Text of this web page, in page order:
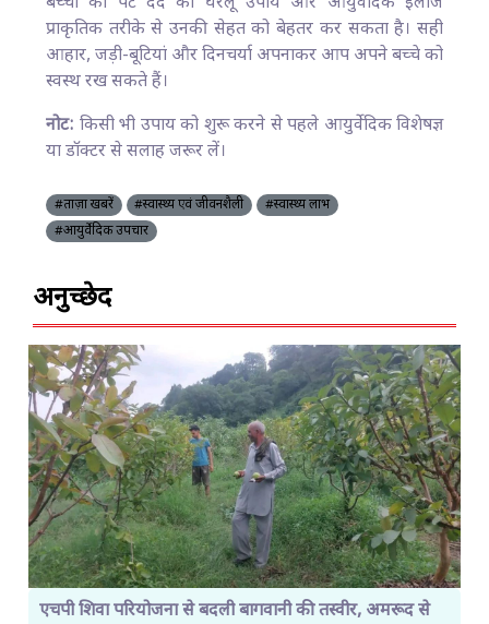
प्राकृतिक तरीके से उनकी सेहत को बेहतर कर सकता है। सही
आहार, जड़ी-बूटियां और दिनचर्या अपनाकर आप अपने बच्चे को
स्वस्थ रख सकते हैं।
नोट: किसी भी उपाय को शुरू करने से पहले आयुर्वेदिक विशेषज्ञ
या डॉक्टर से सलाह जरूर लें।
#ताज़ा खबरें #स्वास्थ्य एवं जीवनशैली
#स्वास्थ्य लाभ
#आयुर्वेदिक उपचार
अनुच्छेद
एचपी शिवा परियोजना से बदली बागवानी की तस्वीर, अमरूद से